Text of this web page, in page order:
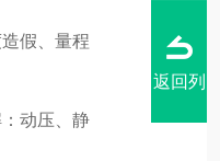
假、量程
动压、静
返回列